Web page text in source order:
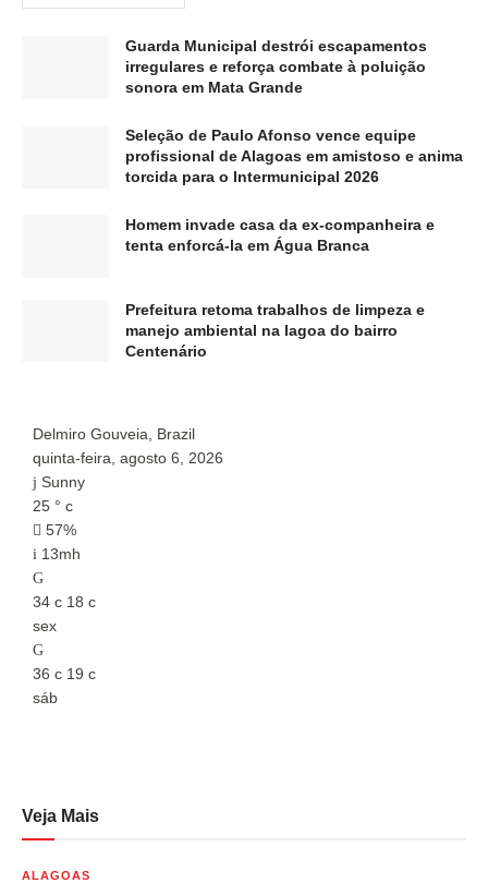
Guarda Municipal destrói escapamentos
irregulares e reforça combate à poluição
sonora em Mata Grande
Seleção de Paulo Afonso vence equipe
profissional de Alagoas em amistoso e anima
torcida para o Intermunicipal 2026
Homem invade casa da ex-companheira e
tenta enforcá-la em Água Branca
Prefeitura retoma trabalhos de limpeza e
manejo ambiental na lagoa do bairro
Centenário
Delmiro Gouveia, Brazil
quinta-feira, agosto 6, 2026
Sunny
25 ° c
57%
13mh
34 c 18 c
sex
36 c 19 c
sáb
Veja Mais
ALAGOAS